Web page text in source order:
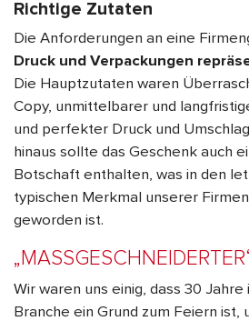
Richtige Zutaten
Die Anforderungen an eine
Druck und Verpackungen
Die Hauptzutaten waren
Copy, unmittelbarer und
und perfekter Druck und
hinaus sollte das Geschenk auch
Botschaft enthalten, was in den
typischen Merkmal unserer
geworden ist.
Wir waren uns einig, dass 30
Branche ein Grund zum Feiern ist,